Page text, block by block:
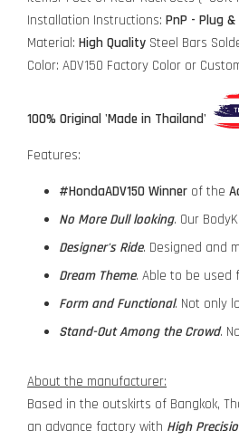
Installation Instructions: PnP - Plug &
Material: High Quality Steel Bars
Color: ADV150 Factory Color or
100% Original 'Made in Thailand'
Features:
#HondaADV150 Winner of the
No More Dull looking. Our
Designer's Ride. Designed and
Dream Theme. Able to be used
Form and Functional. Not only
Stand-Out Among the Crowd.
About the manufacturer:
Based in the outskirts of Bangkok,
an advance factory with High